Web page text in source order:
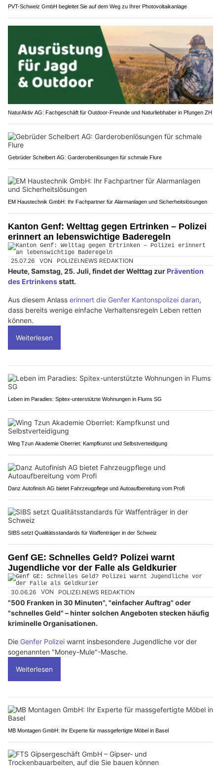
PVT-Schweiz GmbH begleitet Sie auf dem Weg zu Ihrer Photovoltaikanlage
NaturAktiv AG: Fachgeschäft für Outdoor-Freunde und Naturliebhaber in Pfungen ZH
Gebrüder Schelbert AG: Garderobenlösungen für schmale Flure
EM Haustechnik GmbH: Ihr Fachpartner für Alarmanlagen und Sicherheitslösungen
Kanton Genf: Welttag gegen Ertrinken – Polizei
erinnert an lebenswichtige Baderegeln
25.07.26 VON POLIZEI.NEWS REDAKTION
Heute, Samstag, 25. Juli, findet der Welttag zur Prävention
des Ertrinkensstatt.
Aus diesem Anlass erinnert die Genfer Kantonspolizei daran,
dass bereits wenige einfache Verhaltensregeln Leben retten
können.
Weiterlesen
Leben im Paradies: Spitex-unterstützte Wohnungen in Flums SG
Wing Tzun Akademie Oberriet: Kampfkunst und Selbstverteidigung
Danz Autofinish AG bietet Fahrzeugpflege und Autoaufbereitung vom Profi
SIBS setzt Qualitätsstandards für Waffenträger in der Schweiz
Genf GE: Schnelles Geld? Polizei warnt
Jugendliche vor der Falle als Geldkurier
30.06.26 VON POLIZEI.NEWS REDAKTION
"500 Franken in 30 Minuten", "einfacher Auftrag" oder
"schnelles Geld" – hinter solchen Angeboten stecken häufig
kriminelle Organisationen.
Die Genfer Polizei warnt insbesondere Jugendliche vor der
sogenannten "Money-Mule"-Masche.
Weiterlesen
MB Montagen GmbH: Ihr Experte für massgefertigte Möbel in Basel